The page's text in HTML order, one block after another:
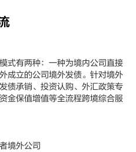
有两种：一种为境内公司直接
成立的公司境外发债。针对境外
债承销、投资认购、外汇政策专
金保值增值等全流程跨境综合服
境外公司